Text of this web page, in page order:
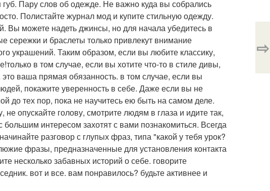
Пару слов об одежде. Не важно куда вы собрались
Полистайте журнал мод и купите стильную одежду.
Вы можете надеть джинсы, но для начала убедитесь в
сережки и браслеты только привлекут внимание
украшений. Таким образом, если вы любите классику,
в том случае, если вы хотите что-то в стиле дивы,
ваша прямая обязанность. в том случае, если вы
покажите уверенность в себе. Даже если вы не
до тех пор, пока не научитесь ею быть на самом деле.
опускайте голову, смотрите людям в глаза и идите так,
большим интересом захотят с вами познакомиться. Всегда
разговор с глупых фраз, типа "какой у тебя урок?
фразы, предназначенные для установления контакта
несколько забавных историй о себе. говорите
вот и все. вам понравилось? будьте активнее и
⇨